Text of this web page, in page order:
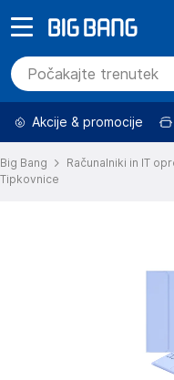
Akcije & promocije
Big Bang Računalniki in IT
Tipkovnice